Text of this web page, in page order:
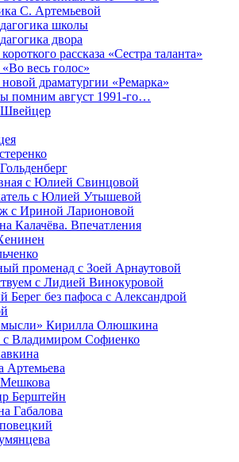
С. Артемьевой
школы
двора
рассказа «Сестра таланта»
весь голос»
драматургии «Ремарка»
помним август 1991-го…
с Юлией Свинцовой
с Юлией Утышевой
с Ириной Ларионовой
Калачёва. Впечатления
променад с Зоей Арнаутовой
с Лидией Винокуровой
Берег без пафоса с Александрой
мысли» Кирилла Олюшкина
с Владимиром Софиенко
Артемьева
Мешкова
Берштейн
Габалова